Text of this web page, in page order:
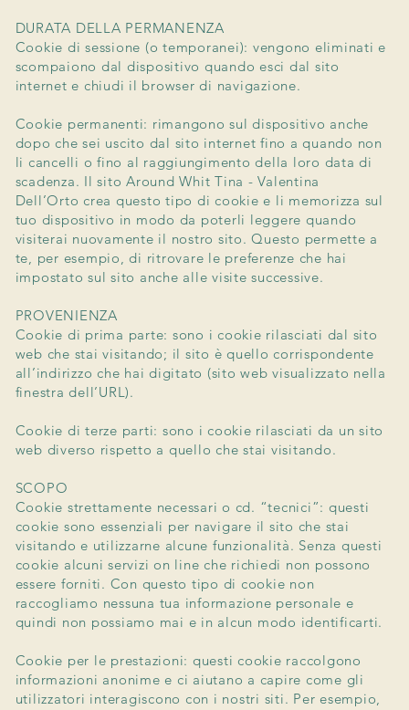
DURATA DELLA PERMANENZA
Cookie di sessione (o temporanei): vengono eliminati e
scompaiono dal dispositivo quando esci dal sito
internet e chiudi il browser di navigazione.
Cookie permanenti: rimangono sul dispositivo anche
dopo che sei uscito dal sito internet fino a quando non
li cancelli o fino al raggiungimento della loro data di
scadenza. Il sito Around Whit Tina - Valentina
Dell’Orto crea questo tipo di cookie e li memorizza sul
tuo dispositivo in modo da poterli leggere quando
visiterai nuovamente il nostro sito. Questo permette a
te, per esempio, di ritrovare le preferenze che hai
impostato sul sito anche alle visite successive.
PROVENIENZA
Cookie di prima parte: sono i cookie rilasciati dal sito
web che stai visitando; il sito è quello corrispondente
all’indirizzo che hai digitato (sito web visualizzato nella
finestra dell’URL).
Cookie di terze parti: sono i cookie rilasciati da un sito
web diverso rispetto a quello che stai visitando.
SCOPO
Cookie strettamente necessari o cd. “tecnici”: questi
cookie sono essenziali per navigare il sito che stai
visitando e utilizzarne alcune funzionalità. Senza questi
cookie alcuni servizi on line che richiedi non possono
essere forniti. Con questo tipo di cookie non
raccogliamo nessuna tua informazione personale e
quindi non possiamo mai e in alcun modo identificarti.
Cookie per le prestazioni: questi cookie raccolgono
informazioni anonime e ci aiutano a capire come gli
utilizzatori interagiscono con i nostri siti. Per esempio,